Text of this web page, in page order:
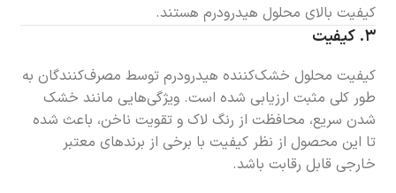
کیفیت بالای محلول هیدرودرم هستند.
۳. کیفیت
کیفیت محلول خشک‌کننده هیدرودرم توسط مصرف‌کنندگان به
طور کلی مثبت ارزیابی شده است. ویژگی‌هایی مانند خشک
شدن سریع، محافظت از رنگ لاک و تقویت ناخن، باعث شده
تا این محصول از نظر کیفیت با برخی از برندهای معتبر
خارجی قابل رقابت باشد.